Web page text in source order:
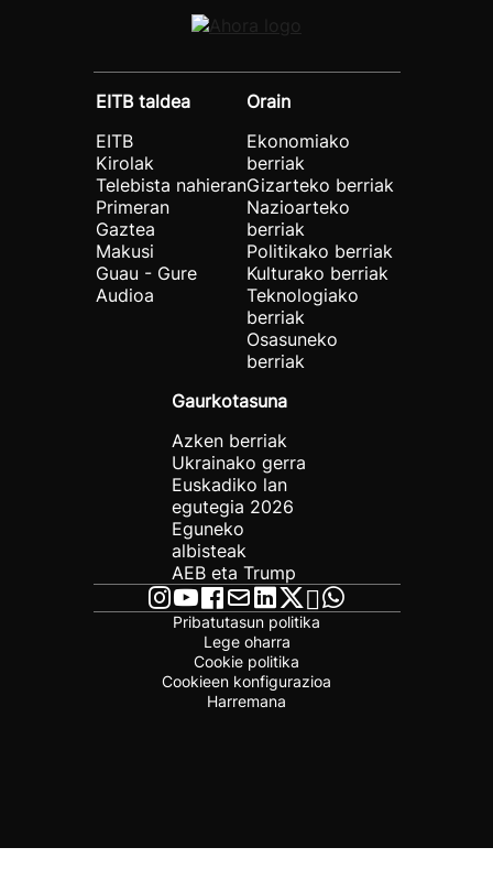
EITB taldea
EITB
Kirolak
Telebista nahieran
Primeran
Gaztea
Makusi
Guau - Gure
Audioa
Orain
Ekonomiako
berriak
Gizarteko berriak
Nazioarteko
berriak
Politikako berriak
Kulturako berriak
Teknologiako
berriak
Osasuneko
berriak
Gaurkotasuna
Azken berriak
Ukrainako gerra
Euskadiko lan
egutegia 2026
Eguneko
albisteak
AEB eta Trump
Pribatutasun politika
Lege oharra
Cookie politika
Cookieen konfigurazioa
Harremana